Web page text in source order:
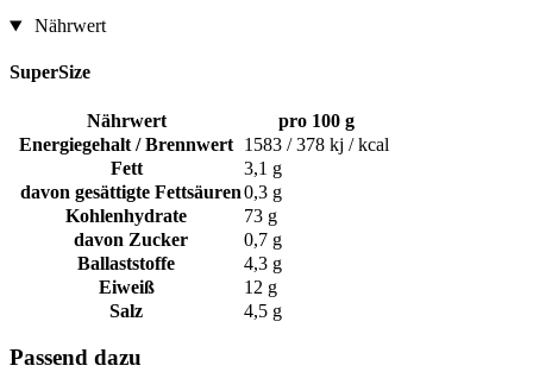
Nährwert
SuperSize
Nährwert
pro 100 g
Energiegehalt / Brennwert 1583 / 378 kj / kcal
Fett
3,1 g
davon gesättigte Fettsäuren0,3 g
Kohlenhydrate
73 g
davon Zucker
0,7 g
Ballaststoffe
4,3 g
Eiweiß
12 g
Salz
4,5 g
Passend dazu